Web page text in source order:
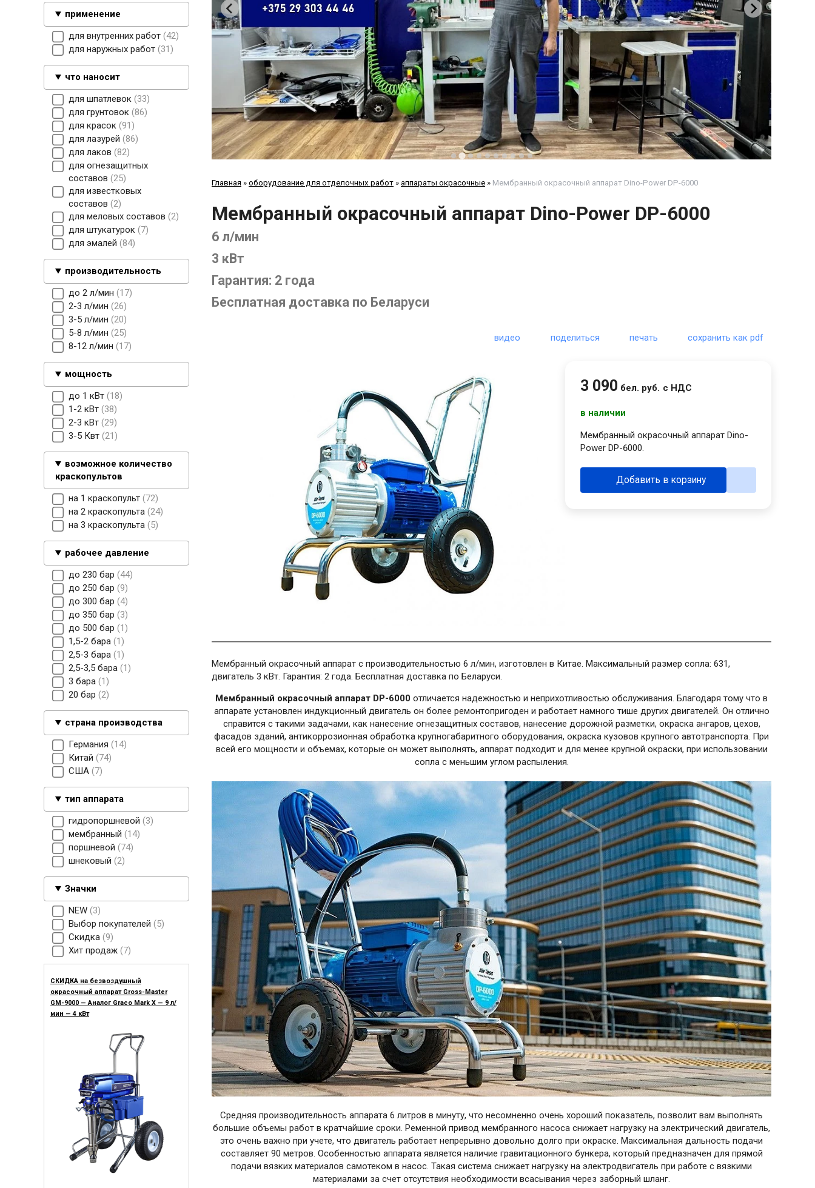
применение
для внутренних работ 42
для наружных работ 31
что наносит
для шпатлевок 33
для грунтовок 86
для красок 91
для лазурей 86
для лаков 82
для огнезащитных
составов 25
для известковых
составов 2
для меловых составов 2
для штукатурок 7
для эмалей 84
производительность
до 2 л/мин
17
2-3 л/мин 26
3-5 л/мин 20
5-8 л/мин 25
8-12 л/мин
17
мощность
до 1 кВт 18
1-2 кВт 38
2-3 кВт 29
3-5 Квт 21
возможное количество
краскопультов
на 1 краскопульт 72
на 2 краскопульта 24
на 3 краскопульта 5
рабочее давление
до 230 бар 44
до 250 бар 9
до 300 бар 4
до 350 бар
3
до 500 бар
1
1,5-2 бара 1
2,5-3 бара 1
2,5-3,5 бара 1
3 бара 1
20 бар 2
страна производства
Германия
14
Китай
74
США 7
тип аппарата
гидропоршневой
3
мембранный
14
поршневой
74
шнековый 2
Значки
NEW 3
Выбор покупателей
5
Скидка 9
Хит продаж 7
СКИДКА на безвоздушный
окрасочный аппарат Gross-Master
GM-9000 — Аналог Graco Mark X — 9 л/
мин — 4 кВт
Главная » оборудование для отделочных работ » аппараты окрасочные » Мембранный окрасочный аппарат Dino-Power DP-6000
Мембранный окрасочный аппарат Dino-Power DP-6000
6 л/мин
3 кВт
Гарантия: 2 года
Бесплатная доставка по Беларуси
видео поделиться печать сохранить как pdf
3 090 бел. руб. с НДС
в наличии
Мембранный окрасочный аппарат Dino-
Power DP-6000.
Добавить в корзину
Мембранный окрасочный аппарат с производительностью 6 л/мин, изготовлен в Китае. Максимальный размер сопла: 631,
двигатель 3 кВт. Гарантия: 2 года. Бесплатная доставка по Беларуси.
Мембранный окрасочный аппарат DP-6000 отличается надежностью и неприхотливостью обслуживания. Благодаря тому что в
аппарате установлен индукционный двигатель он более ремонтопригоден и работает намного тише других двигателей. Он отлично
справится с такими задачами, как нанесение огнезащитных составов, нанесение дорожной разметки, окраска ангаров, цехов,
фасадов зданий, антикоррозионная обработка крупногабаритного оборудования, окраска кузовов крупного автотранспорта. При
всей его мощности и объемах, которые он может выполнять, аппарат подходит и для менее крупной окраски, при использовании
сопла с меньшим углом распыления.
Средняя производительность аппарата 6 литров в минуту, что несомненно очень хороший показатель, позволит вам выполнять
большие объемы работ в кратчайшие сроки. Ременной привод мембранного насоса снижает нагрузку на электрический двигатель,
это очень важно при учете, что двигатель работает непрерывно довольно долго при окраске. Максимальная дальность подачи
составляет 90 метров. Особенностью аппарата является наличие гравитационного бункера, который предназначен для прямой
подачи вязких материалов самотеком в насос. Такая система снижает нагрузку на электродвигатель при работе с вязкими
материалами за счет отсутствия необходимости всасывания через заборный шланг.